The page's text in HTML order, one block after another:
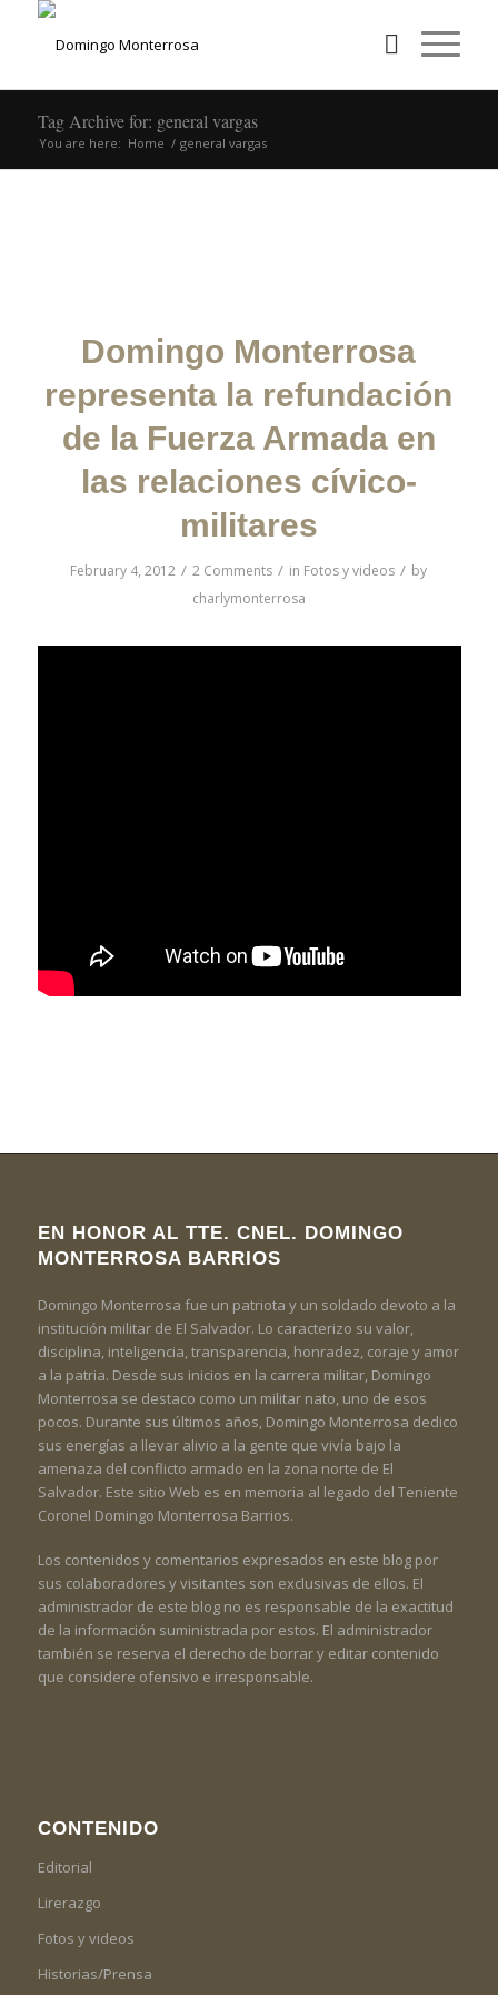
Tag Archive for: general vargas
You are here: Home / general vargas
Domingo Monterrosa
representa la refundación
de la Fuerza Armada en
las relaciones cívico-
militares
February 4, 2012 / 2 Comments / in Fotos y videos / by
charlymonterrosa
EN HONOR AL TTE. CNEL. DOMINGO
MONTERROSA BARRIOS
Domingo Monterrosa fue un patriota y un soldado devoto a la
institución militar de El Salvador. Lo caracterizo su valor,
disciplina, inteligencia, transparencia, honradez, coraje y amor
a la patria. Desde sus inicios en la carrera militar, Domingo
Monterrosa se destaco como un militar nato, uno de esos
pocos. Durante sus últimos años, Domingo Monterrosa dedico
sus energías a llevar alivio a la gente que vivía bajo la
amenaza del conflicto armado en la zona norte de El
Salvador. Este sitio Web es en memoria al legado del Teniente
Coronel Domingo Monterrosa Barrios.
Los contenidos y comentarios expresados en este blog por
sus colaboradores y visitantes son exclusivas de ellos. El
administrador de este blog no es responsable de la exactitud
de la información suministrada por estos. El administrador
también se reserva el derecho de borrar y editar contenido
que considere ofensivo e irresponsable.
CONTENIDO
Editorial
Lirerazgo
Fotos y videos
Historias/Prensa